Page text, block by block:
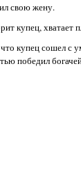
свою жену.
купец, хватает
купец сошел с
победил